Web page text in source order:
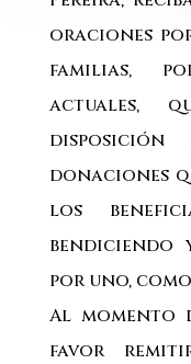
oraciones
familias,
actuales,
donaciones
los
por uno,
Al momento
favor